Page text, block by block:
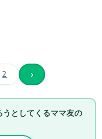
2 ›
うとしてくるママ友の